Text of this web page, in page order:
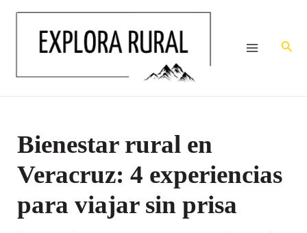
contenido
Menu
Bienestar rural en
Veracruz: 4 experiencias
para viajar sin prisa
entradas